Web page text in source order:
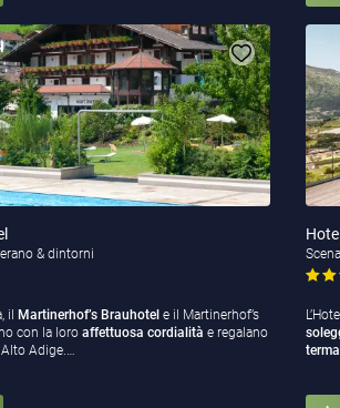
& dintorni
il Martinerhof’s Brauhotel e il Martinerhof’s
con la loro affettuosa cordialità e regalano
Adige.…